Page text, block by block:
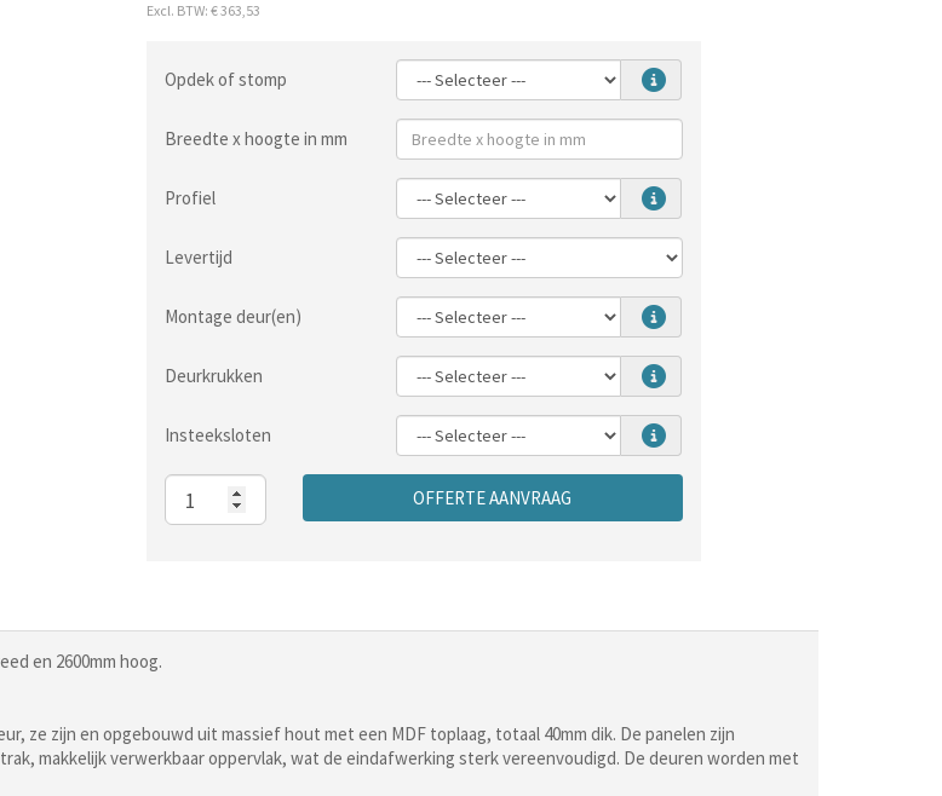
Excl. BTW: € 363,53
Opdek of stomp
Breedte x hoogte in mm
Profiel
Levertijd
Montage deur(en)
Deurkrukken
Insteeksloten
Aantal
OFFERTE AANVRAAG
en 2600mm hoog.
ze zijn en opgebouwd uit massief hout met een MDF toplaag, totaal 40mm dik. De panelen zijn
makkelijk verwerkbaar oppervlak, wat de eindafwerking sterk vereenvoudigd. De deuren worden met